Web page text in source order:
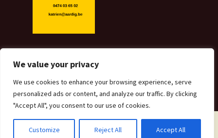
We value your privacy
We use cookies to enhance your browsing experience, serve
personalized ads or content, and analyze our traffic. By clicking
"Accept All", you consent to our use of cookies.
Customize Reject All Accept All
Proudly powered by WordPress